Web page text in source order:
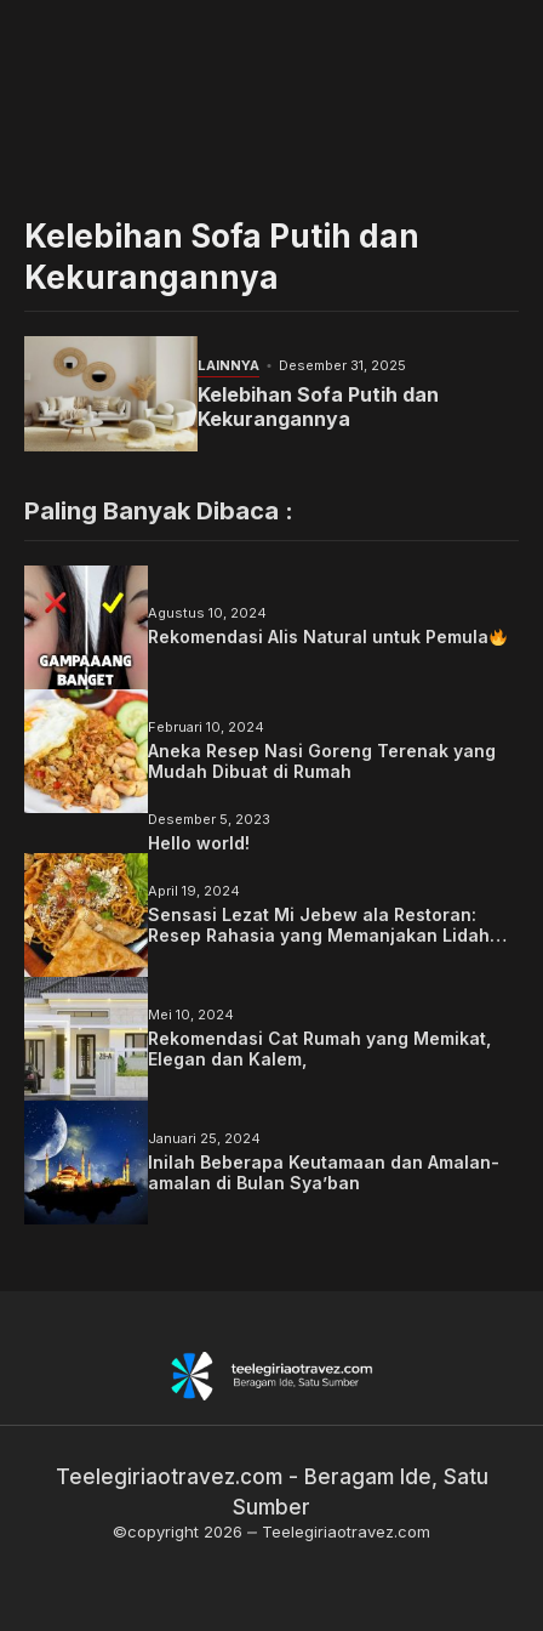
Kelebihan Sofa Putih dan
Kekurangannya
LAINNYA Desember 31, 2025
Kelebihan Sofa Putih dan
Kekurangannya
Paling Banyak Dibaca :
Agustus 10, 2024
Rekomendasi Alis Natural untuk Pemula
Februari 10, 2024
Aneka Resep Nasi Goreng Terenak yang
Mudah Dibuat di Rumah
Desember 5, 2023
Hello world!
April 19, 2024
Sensasi Lezat Mi Jebew ala Restoran:
Resep Rahasia yang Memanjakan Lidah
Mei 10, 2024
Rekomendasi Cat Rumah yang Memikat,
Elegan dan Kalem,
Januari 25, 2024
Inilah Beberapa Keutamaan dan Amalan-
amalan di Bulan Sya’ban
Teelegiriaotravez.com - Beragam Ide, Satu
Sumber
©copyright 2026 Teelegiriaotravez.com